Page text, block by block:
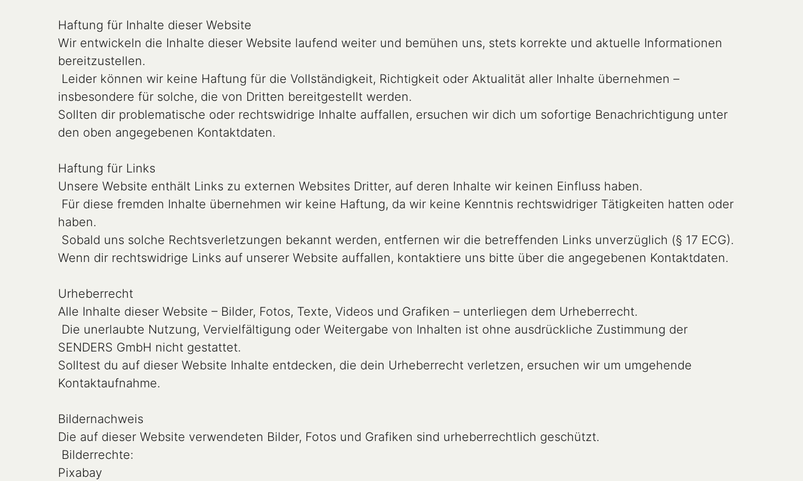
Haftung für Inhalte dieser Website
Wir entwickeln die Inhalte dieser Website laufend weiter und bemühen uns, stets korrekte und aktuelle Informationen
bereitzustellen.
insbesondere für solche, die von Dritten bereitgestellt werden.
Sollten dir problematische oder rechtswidrige Inhalte auffallen, ersuchen wir dich um sofortige Benachrichtigung unter
den oben angegebenen Kontaktdaten.
Haftung für Links
Unsere Website enthält Links zu externen Websites Dritter, auf deren Inhalte wir keinen Einfluss haben.
haben.
Wenn dir rechtswidrige Links auf unserer Website auffallen, kontaktiere uns bitte über die angegebenen Kontaktdaten.
Urheberrecht
Alle Inhalte dieser Website – Bilder, Fotos, Texte, Videos und Grafiken – unterliegen dem Urheberrecht.
SENDERS GmbH nicht gestattet.
Solltest du auf dieser Website Inhalte entdecken, die dein Urheberrecht verletzen, ersuchen wir um umgehende
Kontaktaufnahme.
Bildernachweis
Die auf dieser Website verwendeten Bilder, Fotos und Grafiken sind urheberrechtlich geschützt.
Pixabay